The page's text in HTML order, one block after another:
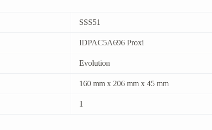
SSS51
IDPAC5A696 Proxi
Evolution
160 mm x 206 mm x 45 mm
1